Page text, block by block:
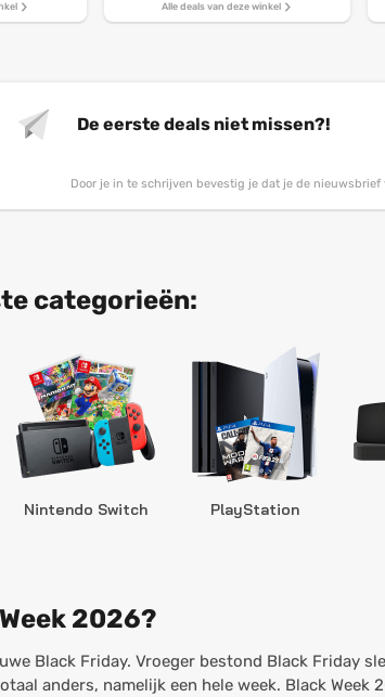
Alle deals van deze winkel
De eerste deals niet missen?!
Door je in te schrijven bevestig je dat je de
categorieën:
Nintendo Switch PlayStation
2026?
Black Friday. Vroeger bestond Black Friday
anders, namelijk een hele week. Black